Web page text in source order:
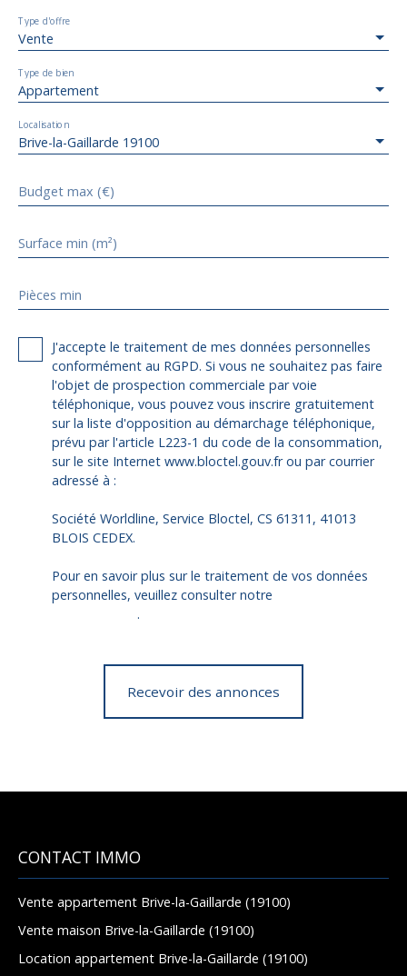
Vente
Type d'offre
Appartement
Type de bien
Brive-la-Gaillarde 19100
Localisation
Budget max (€)
Surface min (m²)
Pièces min
J'accepte le traitement de mes données personnelles
conformément au RGPD. Si vous ne souhaitez pas faire
l'objet de prospection commerciale par voie
téléphonique, vous pouvez vous inscrire gratuitement
sur la liste d'opposition au démarchage téléphonique,
prévu par l'article L223-1 du code de la consommation,
sur le site Internet www.bloctel.gouv.fr ou par courrier
adressé à :
Société Worldline, Service Bloctel, CS 61311, 41013
BLOIS CEDEX.
Pour en savoir plus sur le traitement de vos données
personnelles, veuillez consulter notre
.
Recevoir des annonces
CONTACT IMMO
Vente appartement Brive-la-Gaillarde (19100)
Vente maison Brive-la-Gaillarde (19100)
Location appartement Brive-la-Gaillarde (19100)